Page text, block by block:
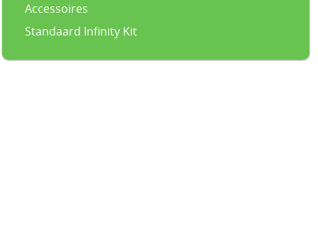
Accessoires
Standaard Infinity Kit